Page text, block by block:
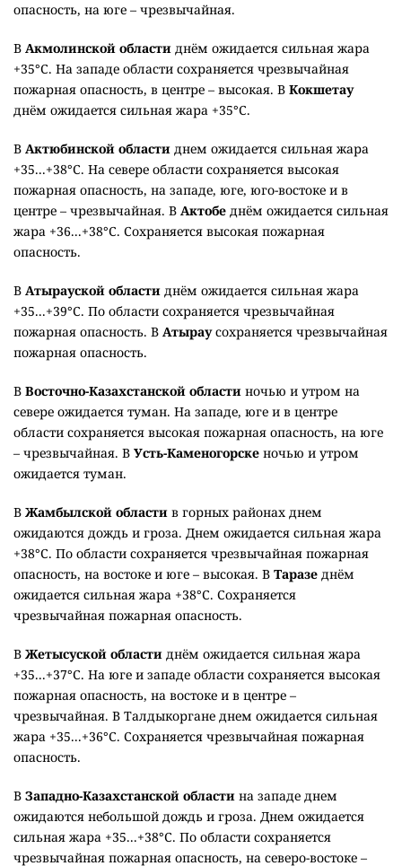
опасность, на юге – чрезвычайная.
В Акмолинской области днём ожидается сильная жара
+35°C. На западе области сохраняется чрезвычайная
пожарная опасность, в центре – высокая. В Кокшетау
днём ожидается сильная жара +35°C.
В Актюбинской области днем ожидается сильная жара
+35...+38°C. На севере области сохраняется высокая
пожарная опасность, на западе, юге, юго-востоке и в
центре – чрезвычайная. В Актобе днём ожидается сильная
жара +36...+38°C. Сохраняется высокая пожарная
опасность.
В Атырауской области днём ожидается сильная жара
+35...+39°C. По области сохраняется чрезвычайная
пожарная опасность. В Атыраусохраняется чрезвычайная
пожарная опасность.
В Восточно-Казахстанской области ночью и утром на
севере ожидается туман. На западе, юге и в центре
области сохраняется высокая пожарная опасность, на юге
– чрезвычайная. В Усть-Каменогорске ночью и утром
ожидается туман.
В Жамбылской области в горных районах днем
ожидаются дождь и гроза. Днем ожидается сильная жара
+38°C. По области сохраняется чрезвычайная пожарная
опасность, на востоке и юге – высокая. В Таразе днём
ожидается сильная жара +38°C. Сохраняется
чрезвычайная пожарная опасность.
В Жетысуской области днём ожидается сильная жара
+35...+37°C. На юге и западе области сохраняется высокая
пожарная опасность, на востоке и в центре –
чрезвычайная. В Талдыкоргане днем ожидается сильная
жара +35...+36°C. Сохраняется чрезвычайная пожарная
опасность.
В Западно-Казахстанской области на западе днем
ожидаются небольшой дождь и гроза. Днем ожидается
сильная жара +35...+38°C. По области сохраняется
чрезвычайная пожарная опасность, на северо-востоке –